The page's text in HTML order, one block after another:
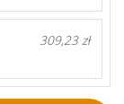
309,23 zł